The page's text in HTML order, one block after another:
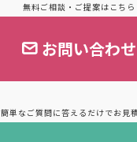
無料ご相談・ご提案はこちら
お問い合わせ
簡単なご質問に答えるだけでお見